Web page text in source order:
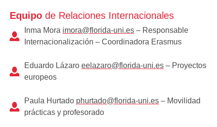
Equipo de Relaciones Internacionales
Inma Mora imora@florida-uni.es – Responsable
Internacionalización – Coordinadora Erasmus
Eduardo Lázaro eelazaro@florida-uni.es – Proyectos
europeos
Paula Hurtado phurtado@florida-uni.es – Movilidad
prácticas y profesorado